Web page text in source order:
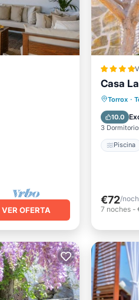
VER OFERTA
Casa
Torrox ·
10.0
3
Piscina
€72/
7 noches -